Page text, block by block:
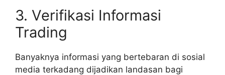
3. Verifikasi Informasi
Trading
Banyaknya informasi yang bertebaran di sosial
media terkadang dijadikan landasan bagi